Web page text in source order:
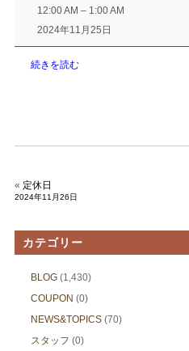
12:00 AM – 1:00 AM
2024年11月25日
続きを読む
« 定休日
2024年11月26日
カテゴリー
BLOG(1,430)
COUPON (0)
NEWS&TOPICS(70)
スタッフ (0)